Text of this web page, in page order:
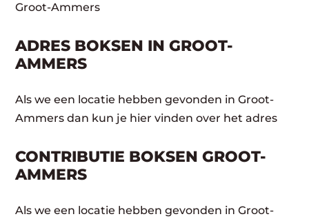
Groot-Ammers
ADRES BOKSEN IN GROOT-
AMMERS
Als we een locatie hebben gevonden in Groot-
Ammers dan kun je hier vinden over het adres
CONTRIBUTIE BOKSEN GROOT-
AMMERS
Als we een locatie hebben gevonden in Groot-